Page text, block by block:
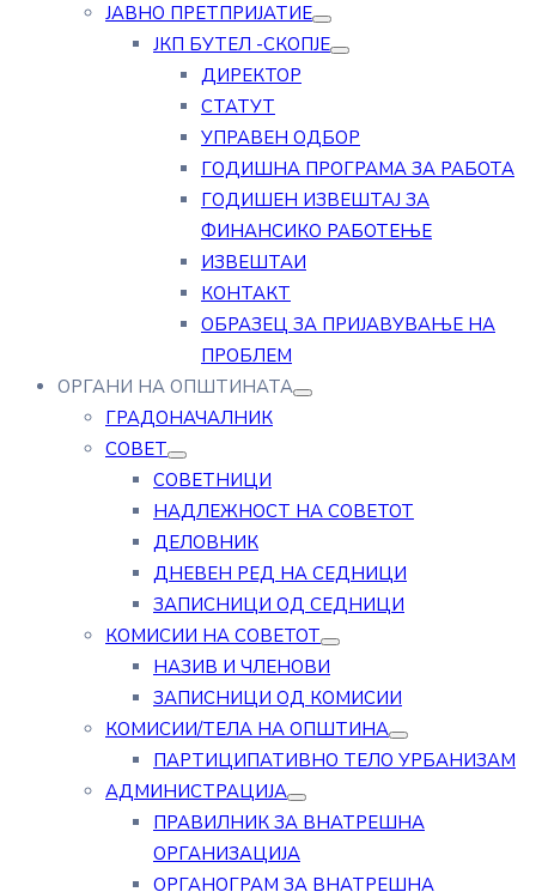
ЈАВНО ПРЕТПРИЈАТИЕ
ЈКП БУТЕЛ -СКОПЈЕ
ДИРЕКТОР
СТАТУТ
УПРАВЕН ОДБОР
ГОДИШНА ПРОГРАМА ЗА РАБОТА
ГОДИШЕН ИЗВЕШТАЈ ЗА
ФИНАНСИКО РАБОТЕЊЕ
ИЗВЕШТАИ
КОНТАКТ
ОБРАЗЕЦ ЗА ПРИЈАВУВАЊЕ НА
ПРОБЛЕМ
ОРГАНИ НА ОПШТИНАТА
ГРАДОНАЧАЛНИК
СОВЕТ
СОВЕТНИЦИ
НАДЛЕЖНОСТ НА СОВЕТОТ
ДЕЛОВНИК
ДНЕВЕН РЕД НА СЕДНИЦИ
ЗАПИСНИЦИ ОД СЕДНИЦИ
КОМИСИИ НА СОВЕТОТ
НАЗИВ И ЧЛЕНОВИ
ЗАПИСНИЦИ ОД КОМИСИИ
КОМИСИИ/ТЕЛА НА ОПШТИНА
ПАРТИЦИПАТИВНО ТЕЛО УРБАНИЗАМ
АДМИНИСТРАЦИЈА
ПРАВИЛНИК ЗА ВНАТРЕШНА
ОРГАНИЗАЦИЈА
ОРГАНОГРАМ ЗА ВНАТРЕШНА